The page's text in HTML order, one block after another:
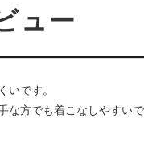
ュー
です。
な方でも着こなしやすい